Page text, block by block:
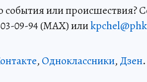
события или происшествия?
09-94 (MAX) или
, Одноклассники, Дзен.